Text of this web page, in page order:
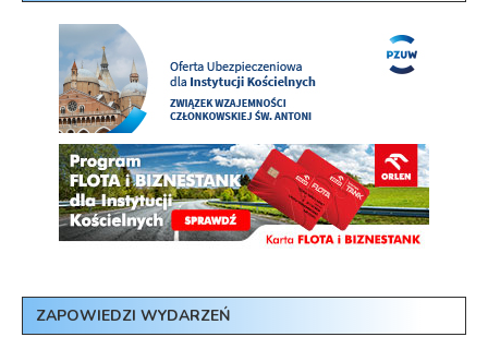
ZAPOWIEDZI WYDARZEŃ